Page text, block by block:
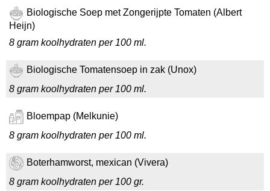
Biologische Soep met Zongerijpte Tomaten (Albert
Heijn)
8 gram koolhydraten per 100 ml.
Biologische Tomatensoep in zak (Unox)
8 gram koolhydraten per 100 ml.
Bloempap (Melkunie)
8 gram koolhydraten per 100 ml.
Boterhamworst, mexican (Vivera)
8 gram koolhydraten per 100 gr.